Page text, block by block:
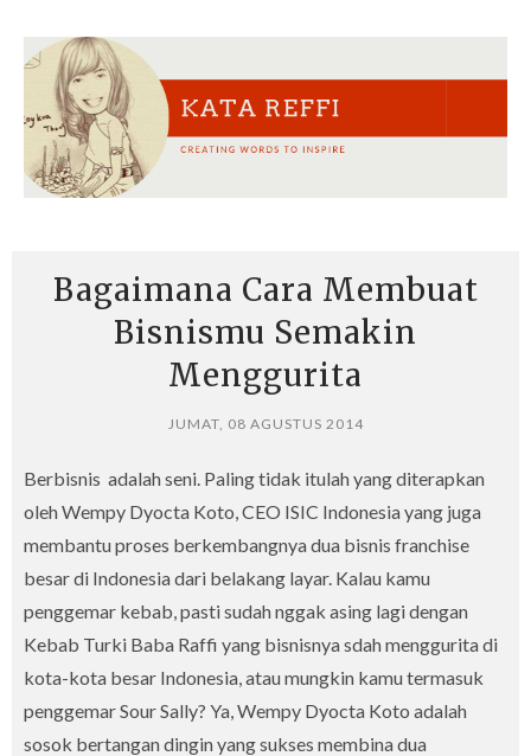
Bagaimana Cara Membuat
Bisnismu Semakin
Menggurita
JUMAT, 08 AGUSTUS 2014
Berbisnis adalah seni. Paling tidak itulah yang diterapkan
oleh Wempy Dyocta Koto, CEO ISIC Indonesia yang juga
membantu proses berkembangnya dua bisnis franchise
besar di Indonesia dari belakang layar. Kalau kamu
penggemar kebab, pasti sudah nggak asing lagi dengan
Kebab Turki Baba Raffi yang bisnisnya sdah menggurita di
kota-kota besar Indonesia, atau mungkin kamu termasuk
penggemar Sour Sally? Ya, Wempy Dyocta Koto adalah
sosok bertangan dingin yang sukses membina dua